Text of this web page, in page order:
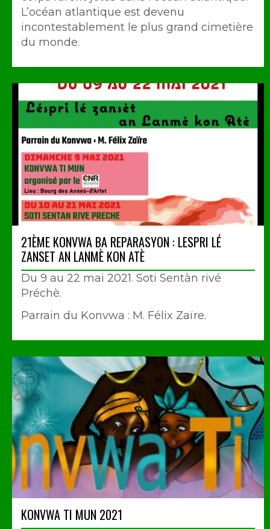
L’océan atlantique est devenu
incontestablement le plus grand cimetière
du monde.
21ÈME KONVWA BA REPARASYON : LESPRI LÉ
ZANSET AN LANMÈ KON ATÈ
Du 9 au 22 mai 2021. Soti Sentàn rivé
Préchè.
Parrain du Konvwa : M. Félix Zaïre.
KONVWA TI MUN 2021